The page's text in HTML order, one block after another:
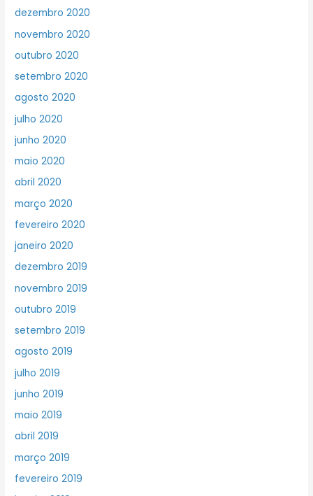
dezembro 2020
novembro 2020
outubro 2020
setembro 2020
agosto 2020
julho 2020
junho 2020
maio 2020
abril 2020
março 2020
fevereiro 2020
janeiro 2020
dezembro 2019
novembro 2019
outubro 2019
setembro 2019
agosto 2019
julho 2019
junho 2019
maio 2019
abril 2019
março 2019
fevereiro 2019